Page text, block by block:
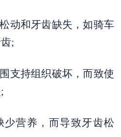
动和牙齿缺失，如骑车
;
支持组织破坏，而致使
少营养，而导致牙齿松